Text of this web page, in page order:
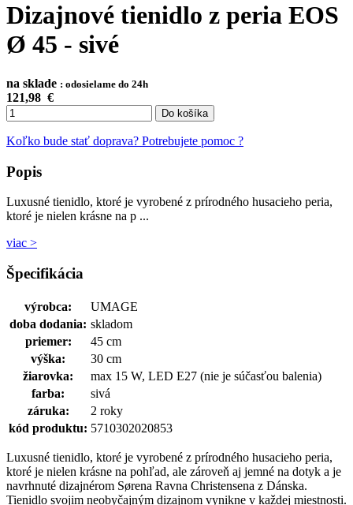
Dizajnové tienidlo z peria EOS
Ø 45 - sivé
na sklade : odosielame do 24h
121,98 €
Do košíka
Koľko bude stať doprava? Potrebujete pomoc ?
Popis
Luxusné tienidlo, ktoré je vyrobené z prírodného husacieho peria,
ktoré je nielen krásne na p ...
viac >
Špecifikácia
výrobca:
UMAGE
doba dodania: skladom
priemer:
45 cm
výška:
30 cm
žiarovka:
max 15 W, LED E27 (nie je súčasťou balenia)
farba:
sivá
záruka:
2 roky
kód produktu: 5710302020853
Luxusné tienidlo, ktoré je vyrobené z prírodného husacieho peria,
ktoré je nielen krásne na pohľad, ale zároveň aj jemné na dotyk a je
navrhnuté dizajnérom Sørena Ravna Christensena z Dánska.
Tienidlo svojim neobyčajným dizajnom vynikne v každej miestnosti.